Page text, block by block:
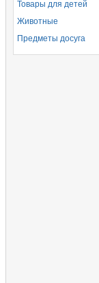
Товары для детей
Животные
Предметы досуга